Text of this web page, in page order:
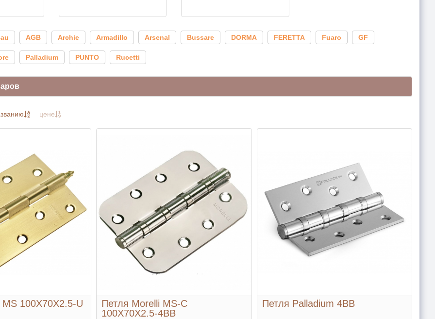
AGB Archie Armadillo Arsenal Bussare DORMA FERETTA Fuaro GF
Palladium PUNTO Rucetti
цене
100X70X2.5-U
Петля Morelli MS-C
100X70X2.5-4BB
Петля Palladium 4BB